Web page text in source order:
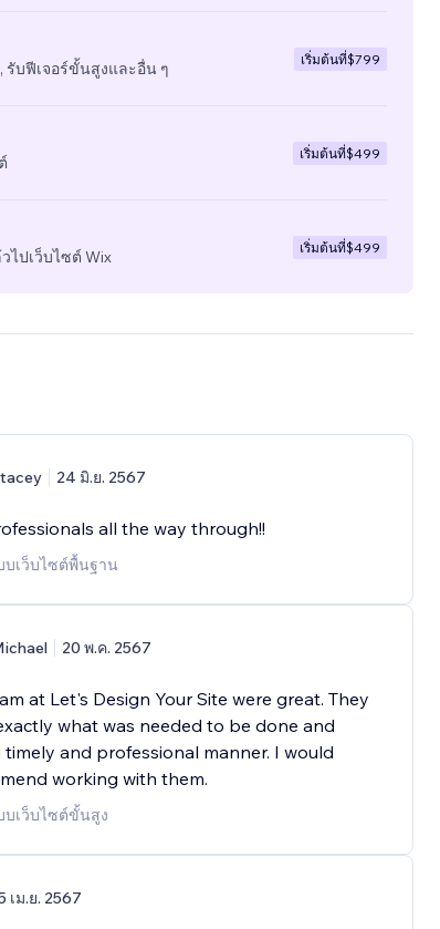
รับฟีเจอร์ขั้นสูงและอื่น ๆ
เริ่มต้นที่$799
เริ่มต้นที่$499
ไปเว็บไซต์ Wix
เริ่มต้นที่$499
24 มิ.ย. 2567
all the way through!!
บเว็บไซต์พื้นฐาน
20 พ.ค. 2567
at Let's Design Your Site were great. They
what was needed to be done and
timely and professional manner. I would
working with them.
บเว็บไซต์ขั้นสูง
เม.ย. 2567